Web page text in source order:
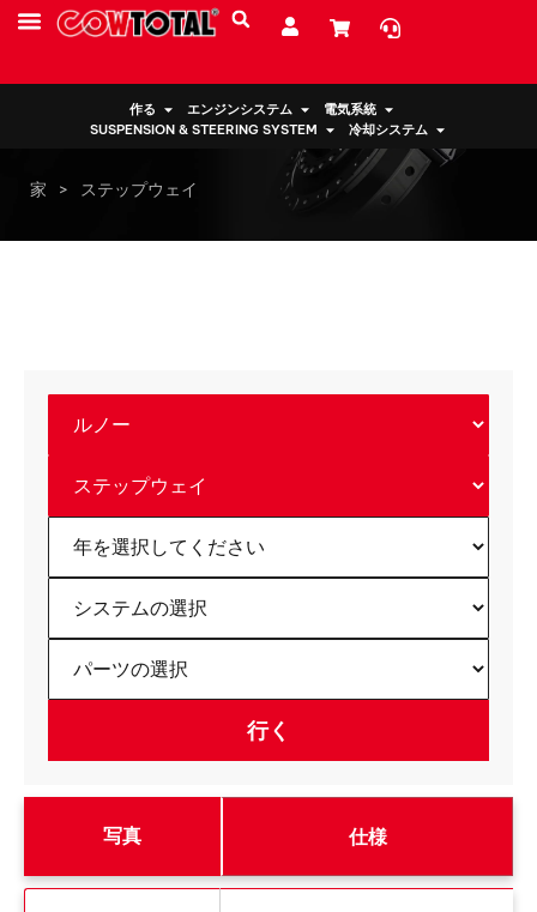
作る エンジンシステム
電気系統
SUSPENSION & STEERING SYSTEM
冷却システム
家 > ステップウェイ
写真 仕様